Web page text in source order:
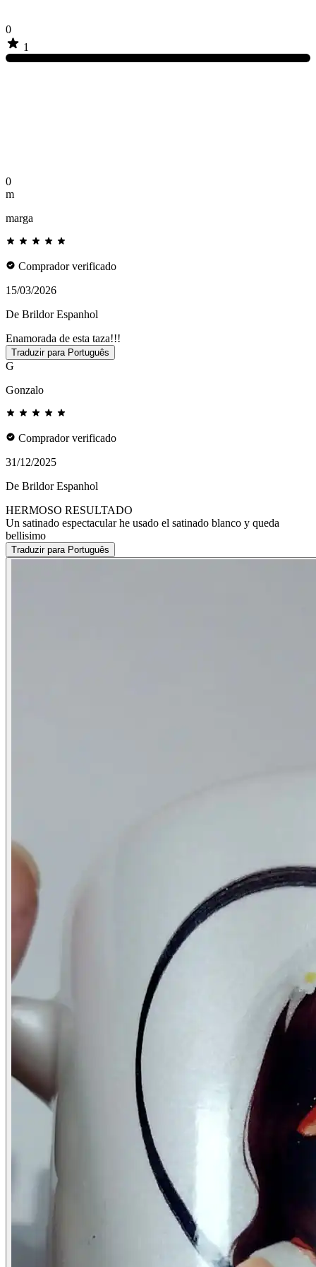
0
1
0
m
marga
Comprador verificado
15/03/2026
De Brildor Espanhol
Enamorada de esta taza!!!
Traduzir para Português
G
Gonzalo
Comprador verificado
31/12/2025
De Brildor Espanhol
HERMOSO RESULTADO
Un satinado espectacular he usado el satinado blanco y queda
bellisimo
Traduzir para Português